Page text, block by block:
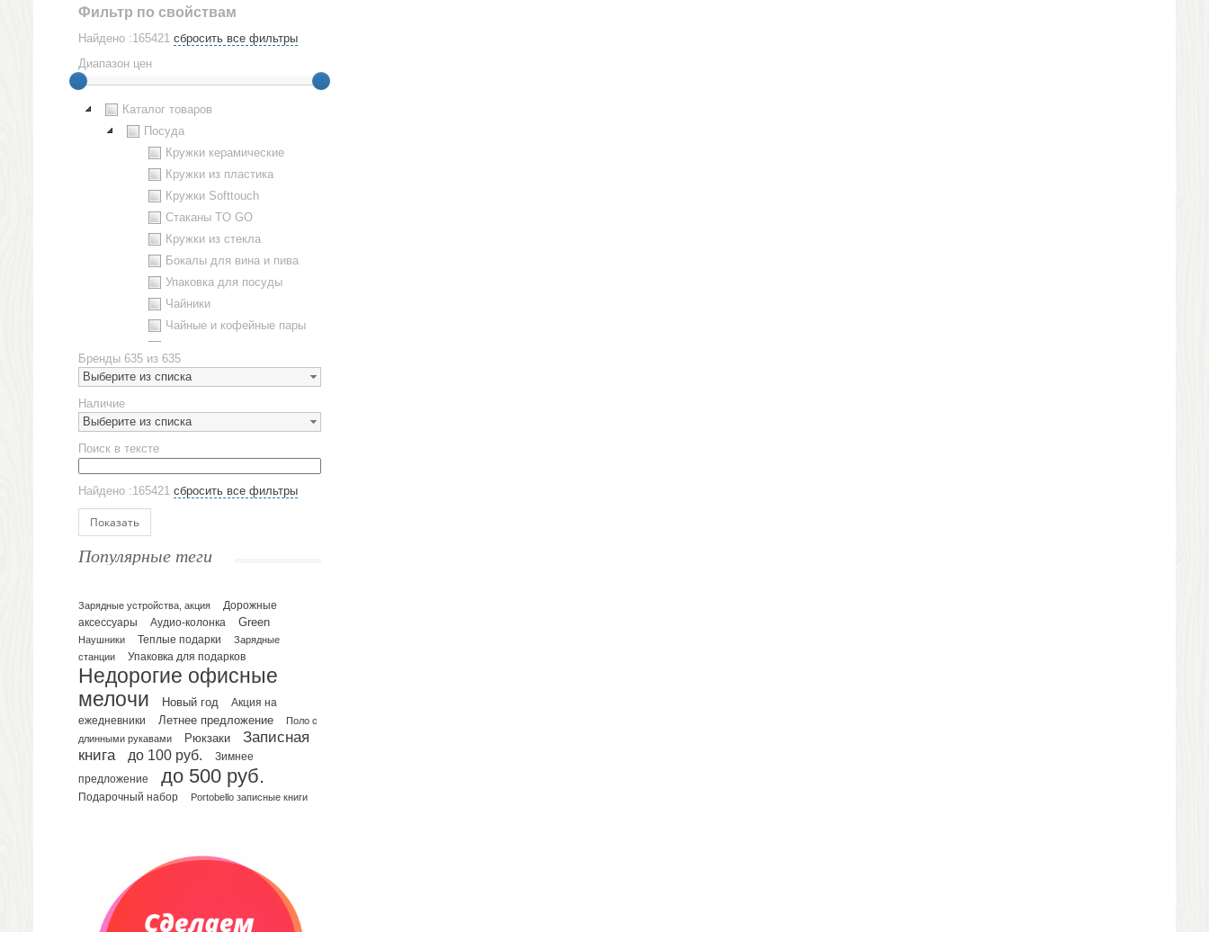
Фильтр по свойствам
Найдено :165421 сбросить все фильтры
Диапазон цен
Каталог товаров
Посуда
Кружки керамические
Кружки из пластика
Кружки Softtouch
Стаканы TO GO
Кружки из стекла
Бокалы для вина и пива
Упаковка для посуды
Чайники
Чайные и кофейные пары
Наборы посуды
Предметы сервировки
Стаканы
Эко кружки
ЕВРОПОСУДА
Аксессуары
Ежедневники и блокноты
Датированные ежедневники
Планинги и телефонные книжки
Планинги датированные
Планинги недатированные
Телефонные книжки
Органайзер на ежедневник
Сумки и Рюкзаки
Сумки для планшетов и ноутбуков
Рюкзаки
Конференц-сумки
Несессеры и косметички
Бренды 635 из 635
Выберите из списка
Наличие
Выберите из списка
Поиск в тексте
Найдено :165421 сбросить все фильтры
Показать
Популярные теги
Зарядные устройства, акция
Дорожные
аксессуары
Аудио-колонка Green
Наушники Теплые подарки
Зарядные
станции
Упаковка для подарков
Недорогие офисные
мелочи
Новый год
Акция на
ежедневники
Летнее предложение
Поло с
длинными рукавами
Рюкзаки
Записная
книга
до 100 руб.
Зимнее
предложение
до 500 руб.
Подарочный набор Portobello записные книги